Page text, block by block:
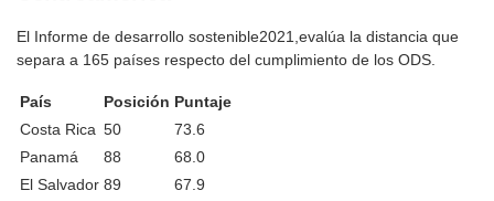
El Informe de desarrollo sostenible2021,evalúa la distancia que
separa a 165 países respecto del cumplimiento de los ODS.
País Posición Puntaje
Costa Rica 50
73.6
Panamá
88
68.0
El Salvador 89
67.9